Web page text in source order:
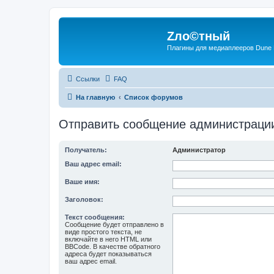
Zло©тный
Плагины для медиаплееров Dune
Ссылки FAQ
На главную Список форумов
Отправить сообщение
Получатель:
Администратор
Ваш адрес email:
Ваше имя:
Заголовок:
Текст сообщения:
Сообщение будет отправлено в
виде простого текста, не
включайте в него HTML или
BBCode. В качестве обратного
адреса будет показываться
ваш адрес email.